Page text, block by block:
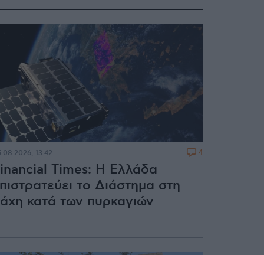
Times: Η Ελλάδα
το Διάστημα στη
κατά των πυρκαγιών
13:42 4